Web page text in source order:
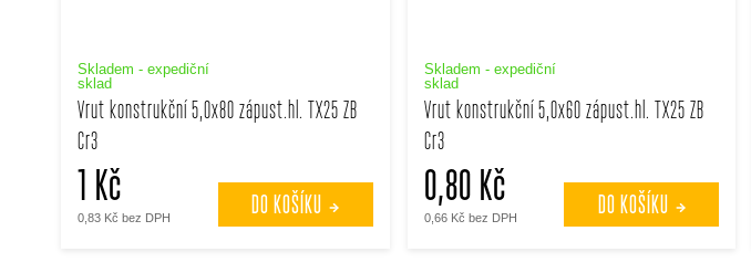
Vrut konstrukční 5,0x80 zápust.hl. TX25 ZB
Cr3
Skladem - expediční
sklad
0,83 Kč bez DPH
1 Kč DO KOŠÍKU
Vrut konstrukční 5,0x60 zápust.hl. TX25 ZB
Cr3
Skladem - expediční
sklad
0,66 Kč bez DPH
0,80 Kč DO KOŠÍKU